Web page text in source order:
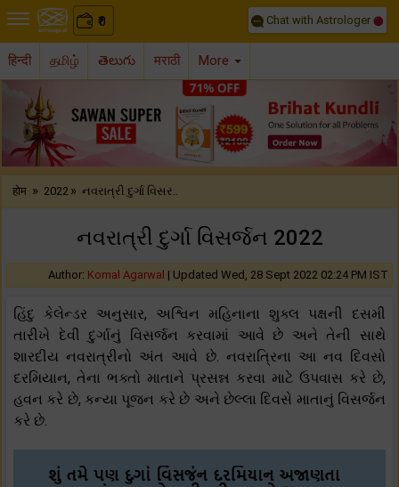
₹
0 Chat with Astrologer
हिन्दी தமிழ் తెలుగు मराठी More
Previous
होम » 2022 » નવરાત્રી દુર્ગા વિસર..
નવરાત્રી દુર્ગા વિસર્જન 2022
Author: Komal Agarwal | Updated Wed, 28 Sept 2022 02:24 PM IST
હિંદુ કેલેન્ડર અનુસાર, અશ્વિન મહિનાના શુક્લ પક્ષની દસમી
તારીખે દેવી દુર્ગાનું વિસર્જન કરવામાં આવે છે અને તેની સાથે
શારદીય નવરાત્રીનો અંત આવે છે. નવરાત્રિના આ નવ દિવસો
દરમિયાન, તેના ભક્તો માતાને પ્રસન્ન કરવા માટે ઉપવાસ કરે છે,
હવન કરે છે, કન્યા પૂજન કરે છે અને છેલ્લા દિવસે માતાનું વિસર્જન
કરે છે.